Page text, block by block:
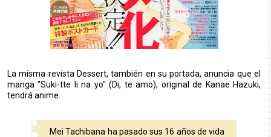
La misma revista Dessert, también en su portada, anuncia que el
manga "Suki-tte Ii na yo" (Di, te amo), original de Kanae Hazuki,
tendrá anime.
Mei Tachibana ha pasado sus 16 años de vida